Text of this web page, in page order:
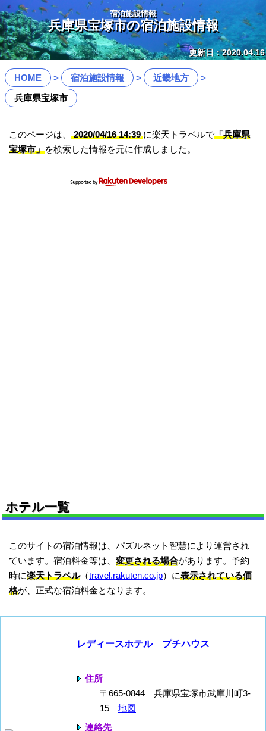
宿泊施設情報
兵庫県宝塚市の宿泊施設情報
更新日：2020.04.16
HOME 宿泊施設情報
近畿地方
兵庫県宝塚市
このページは、 2020/04/16 14:39に楽天トラベルで「兵庫県
宝塚市」を検索した情報を元に作成しました。
ホテル一覧
このサイトの宿泊情報は、パズルネット智慧により運営され
ています。宿泊料金等は、 変更される場合があります。予約
時に楽天トラベル（travel.rakuten.co.jp）に表示されている価
格が、正式な宿泊料金となります。
レディースホテル プチハウス
住所
〒665-0844 兵庫県宝塚市武庫川町3-
15 地図
連絡先